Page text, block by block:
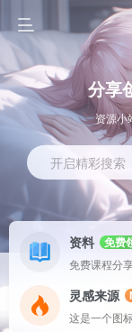
分享
资源小
开启精彩搜索
资料
免费
免费课程分
灵感来源
这是一个图